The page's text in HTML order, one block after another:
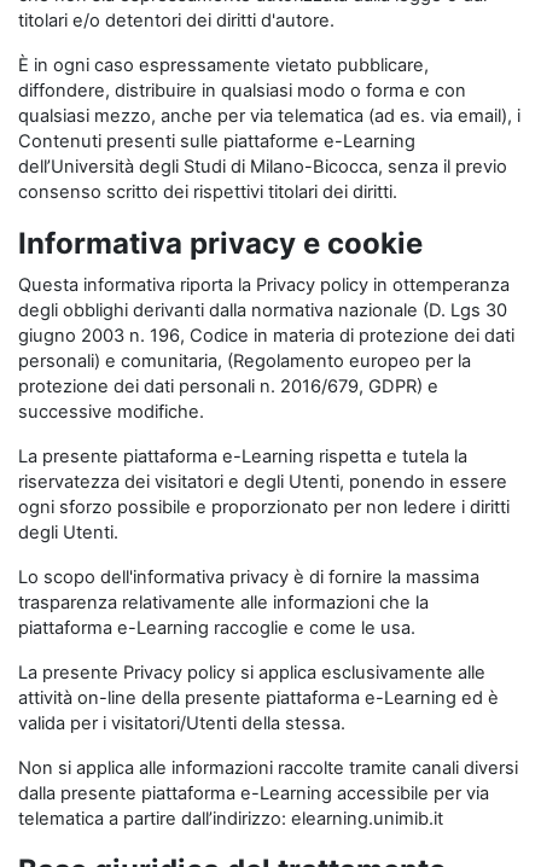
titolari e/o detentori dei diritti d'autore.
È in ogni caso espressamente vietato pubblicare,
diffondere, distribuire in qualsiasi modo o forma e con
qualsiasi mezzo, anche per via telematica (ad es. via email), i
Contenuti presenti sulle piattaforme e-Learning
dell’Università degli Studi di Milano-Bicocca, senza il previo
consenso scritto dei rispettivi titolari dei diritti.
Informativa privacy e cookie
Questa informativa riporta la Privacy policy in ottemperanza
degli obblighi derivanti dalla normativa nazionale (D. Lgs 30
giugno 2003 n. 196, Codice in materia di protezione dei dati
personali) e comunitaria, (Regolamento europeo per la
protezione dei dati personali n. 2016/679, GDPR) e
successive modifiche.
La presente piattaforma e-Learning rispetta e tutela la
riservatezza dei visitatori e degli Utenti, ponendo in essere
ogni sforzo possibile e proporzionato per non ledere i diritti
degli Utenti.
Lo scopo dell'informativa privacy è di fornire la massima
trasparenza relativamente alle informazioni che la
piattaforma e-Learning raccoglie e come le usa.
La presente Privacy policy si applica esclusivamente alle
attività on-line della presente piattaforma e-Learning ed è
valida per i visitatori/Utenti della stessa.
Non si applica alle informazioni raccolte tramite canali diversi
dalla presente piattaforma e-Learning accessibile per via
telematica a partire dall’indirizzo: elearning.unimib.it